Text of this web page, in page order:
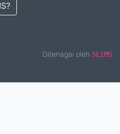
Ditenagai oleh SLiMS